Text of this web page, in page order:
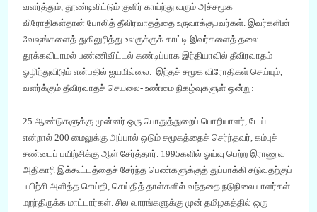
வளர்த்தும் தூண்டிவிட்டும் குளிர் காய்ந்து வரும் அச்சமூக
விரோதிகள்தான் போலித் தீவிரவாதத்தை உருவாக்குபவர்கள் . இவர்களின்
வேஷங்களைத் துகிலுரித்து உலகுக்குக் காட்டி இவர்களைத் தலை
தூக்கவிடாமல் பண்ணிவிட்டல் கண்டிப்பாக இந்தியாவில் தீவிரவாதம்
ஒழிந்துவிடும் என்பதில் ஐயமில்லை. இந்தச் சமூக விரோதிகள் செய்யும்
வளர்க்கும் தீவிரவாதச் செயலை- உண்மை நிகழ்வுகளுள் ஒன்று:
25 ஆண்டுகளுக்கு முன்னர் ஒரு பொதுத்துறைப் பொறியாளர் டேய்
என்றால் 200 மைலுக்கு அப்பால் ஒடும் சமூகத்தைச் செர்ந்தவர் கம்புச்
சண்டைப் பயிற்சிக்கு ஆள் சேர்த்தார். 1995களில் ஓய்வு பெற்ற இராணுவ
அதிகாரி இக்கூட்டத்தைச் சேர்ந்த பெண்களுக்குத் துப்பாக்கி சுடுவதற்குப்
பயிற்சி அளித்த செய்தி செய்தித் தாள்களில் வந்ததை நடுநிலையாளர்கள்
மறந்திருக்க மாட்டார்கள். சில வாரங்களுக்கு முன் தமிழகத்தில் ஒரு